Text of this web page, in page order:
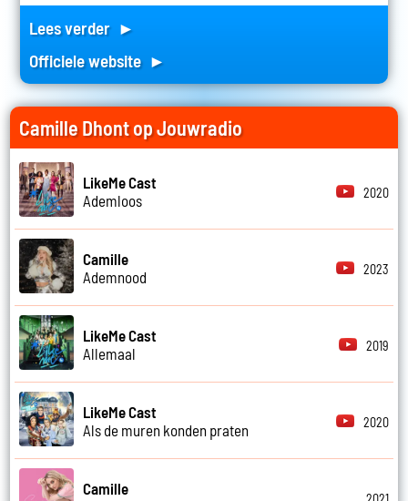
Lees verder ►
Officiele website ►
Camille Dhont op Jouwradio
LikeMe Cast
Ademloos
2020
Camille
Ademnood
2023
LikeMe Cast
Allemaal
2019
LikeMe Cast
Als de muren konden praten
2020
Camille